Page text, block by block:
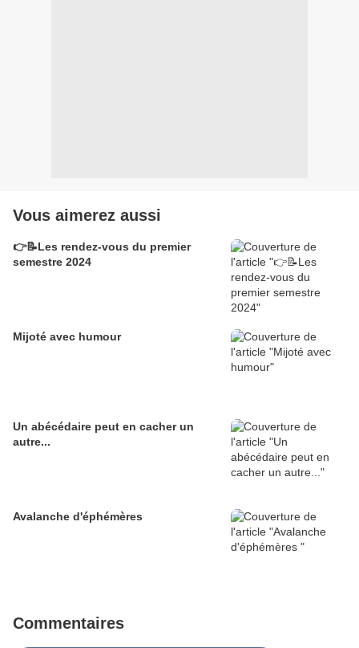
Vous aimerez aussi
👉📝Les rendez-vous du premier
semestre 2024
Mijoté avec humour
Un abécédaire peut en cacher un
autre...
Avalanche d'éphémères
Commentaires